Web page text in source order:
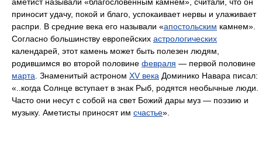
приносит удачу, покой и благо, успокаивает нервы и улаживает
распри. В средние века его называли «апостольским камнем».
Согласно большинству европейских астрологических
календарей, этот камень может быть полезен людям,
родившимся во второй половине февраля — первой половине
марта . Знаменитый астроном XV века Доминико Навара писал:
«..когда Солнце вступает в знак Рыб, родятся необычные люди.
Часто они несут с собой на свет Божий дары муз — поэзию и
музыку. Аметисты приносят им счастье».